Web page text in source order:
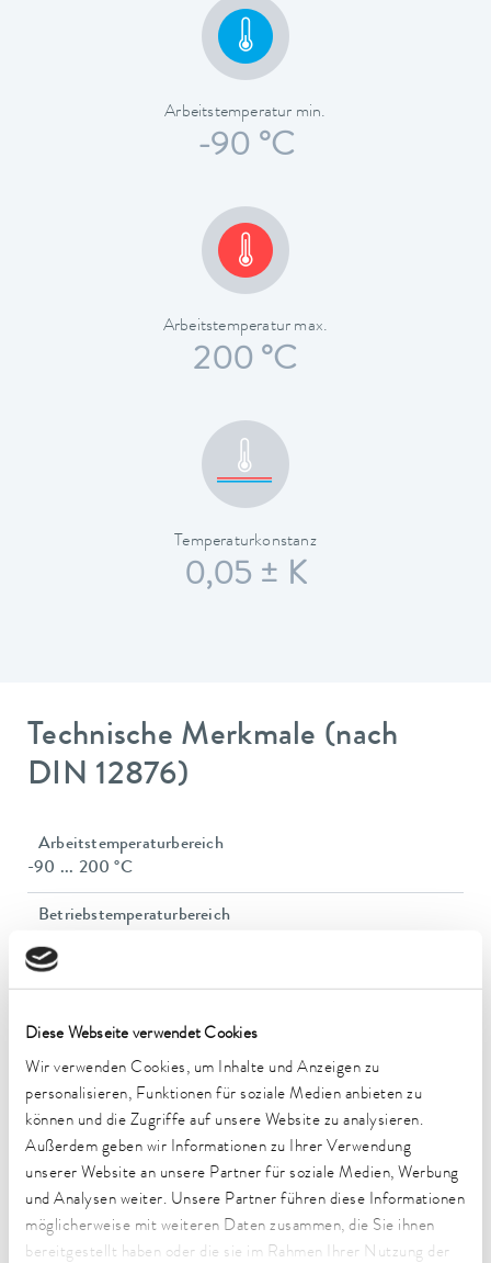
Diese Webseite verwendet Cookies
Wir verwenden Cookies, um Inhalte und Anzeigen zu
personalisieren, Funktionen für soziale Medien anbieten zu
können und die Zugriffe auf unsere Website zu analysieren.
Außerdem geben wir Informationen zu Ihrer Verwendung
unserer Website an unsere Partner für soziale Medien, Werbung
und Analysen weiter. Unsere Partner führen diese Informationen
möglicherweise mit weiteren Daten zusammen, die Sie ihnen
bereitgestellt haben oder die sie im Rahmen Ihrer Nutzung der
Arbeitstemperatur min.
-90 °C
Arbeitstemperatur max.
200 °C
Temperaturkonstanz
0,05 ± K
Technische Merkmale (nach
DIN 12876)
Arbeitstemperaturbereich
-90 ... 200 °C
Betriebstemperaturbereich
Umgebungstemperaturbereich
Temperaturkonstanz
0,05 ± K
Heizleistung max.
2,5 kW
Leistungsaufnahme max.
3,7 kW